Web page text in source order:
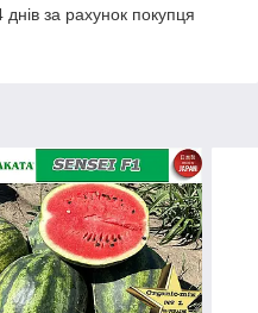
за рахунок покупця